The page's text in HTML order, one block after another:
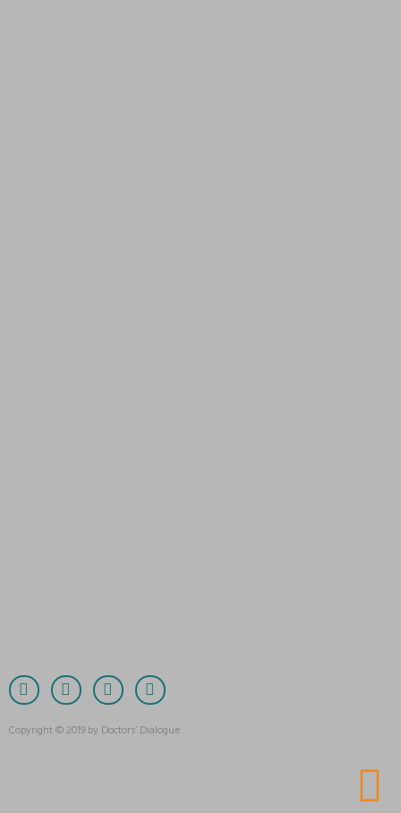
Copyright © 2019 by Doctors’ Dialogue